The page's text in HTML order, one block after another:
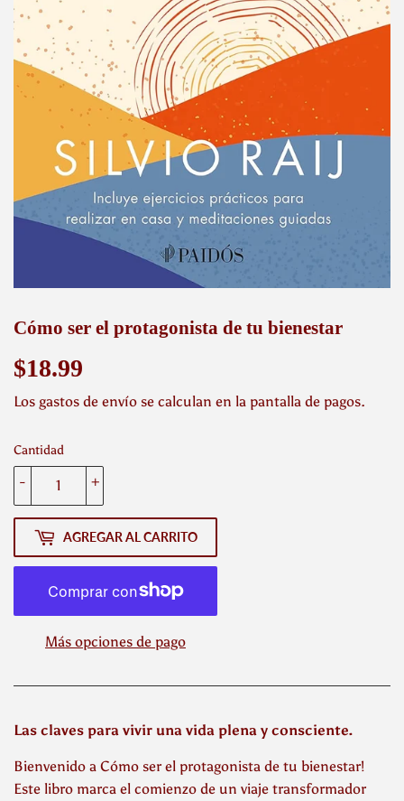
Cómo ser el protagonista de tu bienestar
$18.99
Los gastos de envío se calculan en la pantalla de pagos.
Cantidad
+
-
AGREGAR AL CARRITO
Más opciones de pago
Las claves para vivir una vida plena y consciente.
Bienvenido a Cómo ser el protagonista de tu bienestar!
Este libro marca el comienzo de un viaje transformador